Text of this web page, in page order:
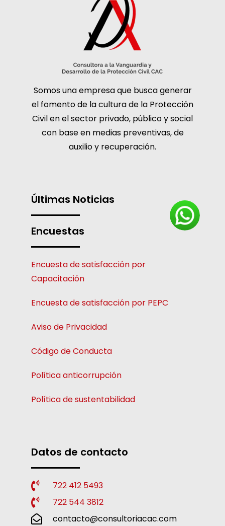
Somos una empresa que busca generar
el fomento de la cultura de la Protección
Civil en el sector privado, público y social
con base en medias preventivas, de
auxilio y recuperación.
Últimas Noticias
Encuestas
Encuesta de satisfacción por
Capacitación
Encuesta de satisfacción por PEPC
Aviso de Privacidad
Código de Conducta
Política anticorrupción
Política de sustentabilidad
Datos de contacto
722 412 5493
722 544 3812
contacto@consultoriacac.com